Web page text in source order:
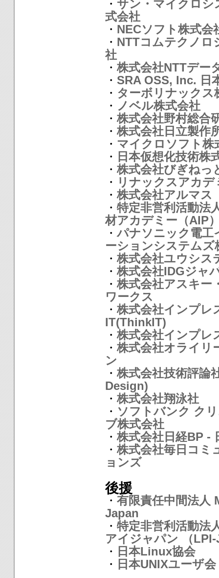
・ サン・マイクロシ
式会社
・ NECソフト株式会
・ NTTコムテクノロ
社
・ 株式会社NTTデー
・ SRA OSS, Inc. 日
・ ターボリナックス
・ ノベル株式会社
・ 株式会社野村総合
・ 株式会社日立製作
・ マイクロソフト株
・ 日本仮想化技術株
・ 株式会社びぎねっ
・ リナックスアカデ
・ 株式会社アルマス
・ 特定非営利活動法
材アカデミー（AIP
・パナソニック電工
ーションシステムズ
・ 株式会社ユウシス
・ 株式会社IDGジャ
・ 株式会社アスキー
ワークス
・ 株式会社インプレ
IT(ThinkIT)
・ 株式会社インプレ
・ 株式会社オライリ
ン
・ 株式会社技術評論
Design)
・ 株式会社翔泳社
・ ソフトバンク ク
ブ株式会社
・ 株式会社日経BP -
・ 株式会社毎日コミ
ョンズ
後援
・ 有限責任中間法人
Japan
・ 特定非営利活動法
アイジャパン （
・ 日本Linux協会
・ 日本UNIXユーザ会